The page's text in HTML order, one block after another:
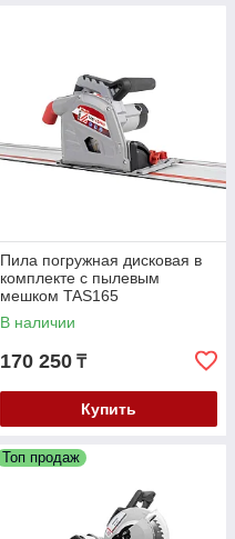
Пила погружная дисковая в
комплекте с пылевым
мешком TAS165
В наличии
170 250 ₸
Купить
Топ продаж